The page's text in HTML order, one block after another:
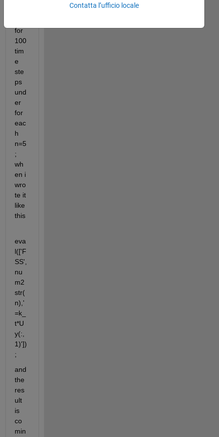
for
100
tim
e
ste
ps
und
er
for
eac
h
n=5
;
wh
en i
wro
te it
like
this
eva
l(['F
SS',
nu
m2
str(
n),'
=k_
t*U
y(:,
1)'])
;
and
the
res
ult
is
co
min
Contatta l’ufficio locale